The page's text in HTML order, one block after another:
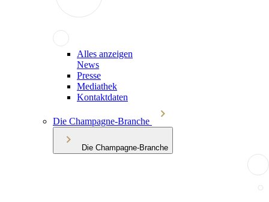
Alles anzeigen
News
Presse
Mediathek
Kontaktdaten
Die Champagne-Branche
Die Champagne-Branche